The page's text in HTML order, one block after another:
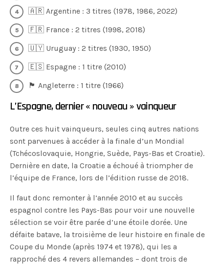
🇦🇷 Argentine : 3 titres (1978, 1986, 2022)
🇫🇷 France : 2 titres (1998, 2018)
🇺🇾 Uruguay : 2 titres (1930, 1950)
🇪🇸 Espagne : 1 titre (2010)
🏴󠁧󠁢󠁥󠁮󠁧󠁿 Angleterre : 1 titre (1966)
L’Espagne, dernier « nouveau » vainqueur
Outre ces huit vainqueurs, seules cinq autres nations
sont parvenues à accéder à la finale d’un Mondial
(Tchécoslovaquie, Hongrie, Suède, Pays-Bas et Croatie).
Dernière en date, la Croatie a échoué à triompher de
l’équipe de France, lors de l’édition russe de 2018.
Il faut donc remonter à l’année 2010 et au succès
espagnol contre les Pays-Bas pour voir une nouvelle
sélection se voir être parée d’une étoile dorée. Une
défaite batave, la troisième de leur histoire en finale de
Coupe du Monde (après 1974 et 1978), qui les a
rapproché des 4 revers allemandes – dont trois de